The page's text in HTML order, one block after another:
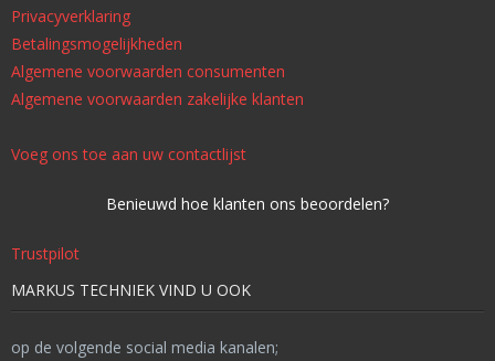
Privacyverklaring
Betalingsmogelijkheden
Algemene voorwaarden consumenten
Algemene voorwaarden zakelijke klanten
Voeg ons toe aan uw contactlijst
Benieuwd hoe klanten ons beoordelen?
Trustpilot
MARKUS TECHNIEK VIND U OOK
op de volgende social media kanalen;